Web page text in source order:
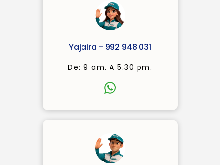
Yajaira - 992 948 031
De: 9 am. A 5.30 pm.